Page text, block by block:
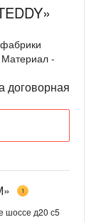
-
договорная
1
шоссе д20 с5